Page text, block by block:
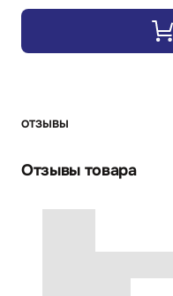
ОТЗЫВЫ
Отзывы товара